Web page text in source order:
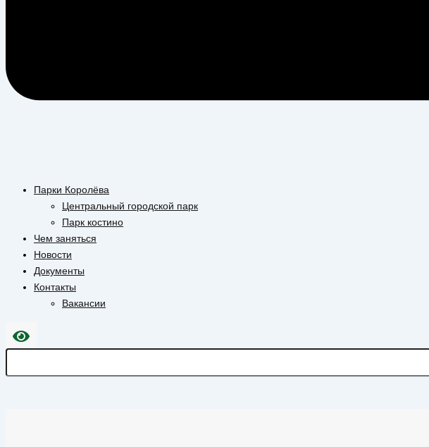
Парки Королёва
Центральный городской парк
Парк костино
Чем заняться
Новости
Документы
Контакты
Вакансии